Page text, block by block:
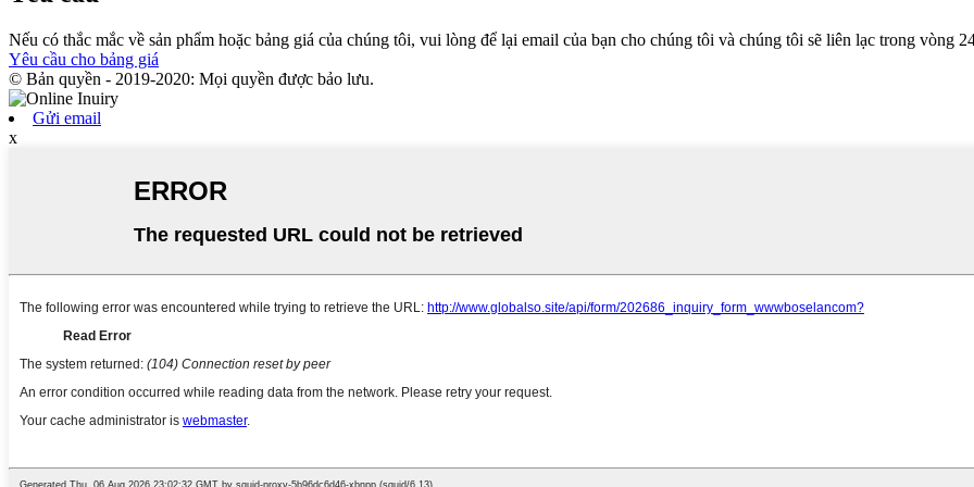
Nếu có thắc mắc về sản phẩm hoặc bảng giá của chúng tôi, vui lòng để lại email của bạn cho chúng tôi và chúng tôi sẽ liên lạc trong vòng
Yêu cầu cho bảng giá
© Bản quyền - 2019-2020: Mọi quyền được bảo lưu.
Gửi email
x